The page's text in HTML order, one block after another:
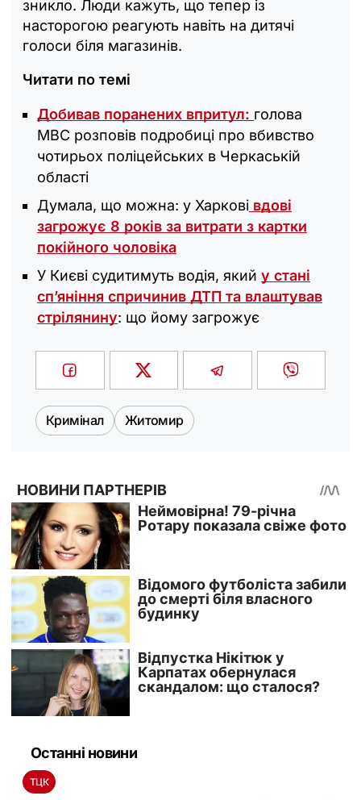
зникло. Люди кажуть, що тепер із
насторогою реагують навіть на дитячі
голоси біля магазинів.
Читати по темі
Добивав поранених впритул: голова
МВС розповів подробиці про вбивство
чотирьох поліцейських в Черкаській
області
Думала, що можна: у Харкові вдові
загрожує 8 років за витрати з картки
покійного чоловіка
У Києві судитимуть водія, який у стані
сп’яніння спричинив ДТП та влаштував
стрілянину: що йому загрожує
Кримінал Житомир
Останні новини
ТЦК